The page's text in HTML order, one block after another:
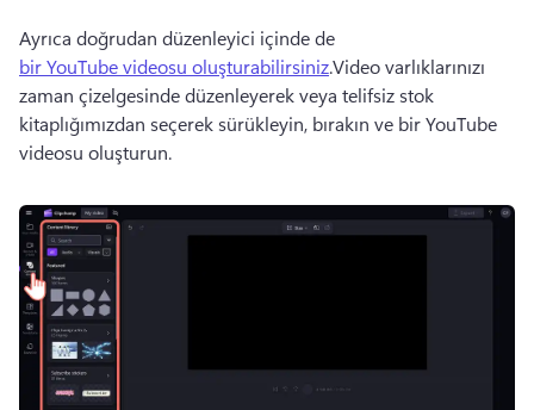
Ayrıca doğrudan düzenleyici içinde de
bir YouTube videosu oluşturabilirsiniz.Video varlıklarınızı
zaman çizelgesinde düzenleyerek veya telifsiz stok
kitaplığımızdan seçerek sürükleyin, bırakın ve bir YouTube
videosu oluşturun.